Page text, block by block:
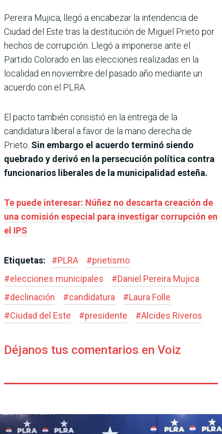
Pereira Mujica, llegó a encabezar la intendencia de
Ciudad del Este tras la destitución de Miguel Prieto por
hechos de corrupción. Llegó a imponerse ante el
Partido Colorado en las elecciones realizadas en la
localidad en noviembre del pasado año mediante un
acuerdo con el PLRA.
El pacto también consistió en la entrega de la
candidatura liberal a favor de la mano derecha de
Prieto. Sin embargo el acuerdo terminó siendo
quebrado y derivó en la persecución política contra
funcionarios liberales de la municipalidad esteña.
Te puede interesar: Núñez no descarta creación de
una comisión especial para investigar corrupción en
el IPS
Etiquetas: #PLRA #prietismo
#elecciones municipales #Daniel Pereira Mujica
#declinación #candidatura #Laura Folle
#Ciudad del Este #presidente #Alcides Riveros
Déjanos tus comentarios en Voiz